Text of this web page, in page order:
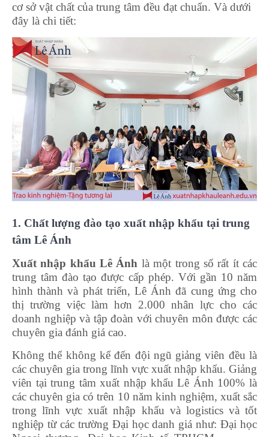
cơ sở vật chất của trung tâm đều đạt chuẩn. Và dưới
đây là chi tiết:
1. Chất lượng đào tạo xuất nhập khẩu tại trung
tâm Lê Ánh
Xuất nhập khẩu Lê Ánh là một trong số rất ít các
trung tâm đào tạo được cấp phép. Với gần 10 năm
hình thành và phát triển, Lê Ánh đã cung ứng cho
thị trường việc làm hơn 2.000 nhân lực cho các
doanh nghiệp và tập đoàn với chuyên môn được các
chuyên gia đánh giá cao.
Không thể không kể đến đội ngũ giảng viên đều là
các chuyên gia trong lĩnh vực xuất nhập khẩu. Giảng
viên tại trung tâm xuất nhập khẩu Lê Ánh 100% là
các chuyên gia có trên 10 năm kinh nghiệm, xuất sắc
trong lĩnh vực xuất nhập khẩu và logistics và tốt
nghiệp từ các trường Đại học danh giá như: Đại học